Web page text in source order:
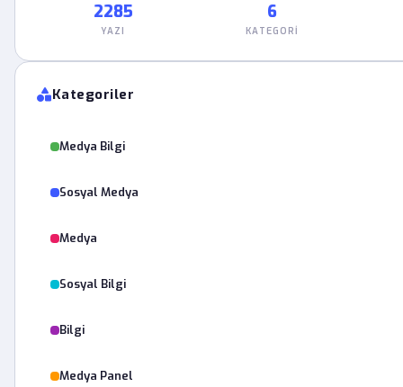
2285
YAZI
6
KATEGORI
Kategoriler
Medya Bilgi
Sosyal Medya
Medya
Sosyal Bilgi
Bilgi
Medya Panel